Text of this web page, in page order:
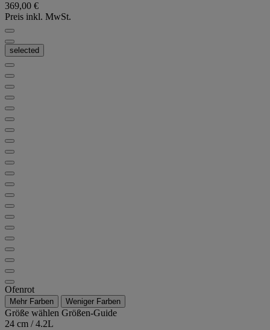
369,00 €
Preis inkl. MwSt.
selected
Ofenrot
Mehr Farben Weniger Farben
Größe wählen Größen-Guide
24 cm / 4.2L